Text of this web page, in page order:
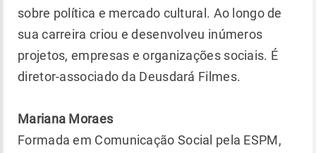
sobre política e mercado cultural. Ao longo de
sua carreira criou e desenvolveu inúmeros
projetos, empresas e organizações sociais. É
diretor-associado da Deusdará Filmes.
Mariana Moraes
Formada em Comunicação Social pela ESPM,